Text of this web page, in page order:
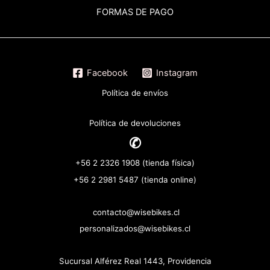
FORMAS DE PAGO
Facebook Instagram
Política de envíos
Política de devoluciones
✆
+56 2 2326 1908 (tienda física)
+56 2 2981 5487 (tienda online)
contacto@wisebikes.cl
personalizados@wisebikes.cl
Sucursal Alférez Real 1443, Providencia